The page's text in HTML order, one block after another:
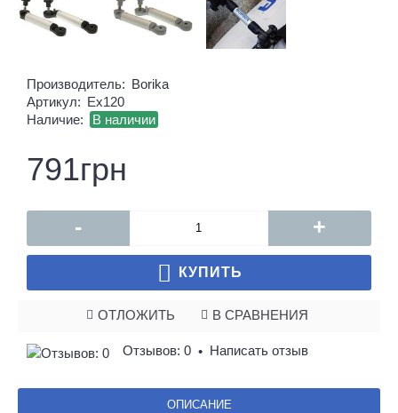
Производитель: Borika
Артикул: Ex120
Наличие:
В наличии
791грн
- +
КУПИТЬ
ОТЛОЖИТЬ В СРАВНЕНИЯ
Отзывов: 0 • Написать отзыв
ОПИСАНИЕ